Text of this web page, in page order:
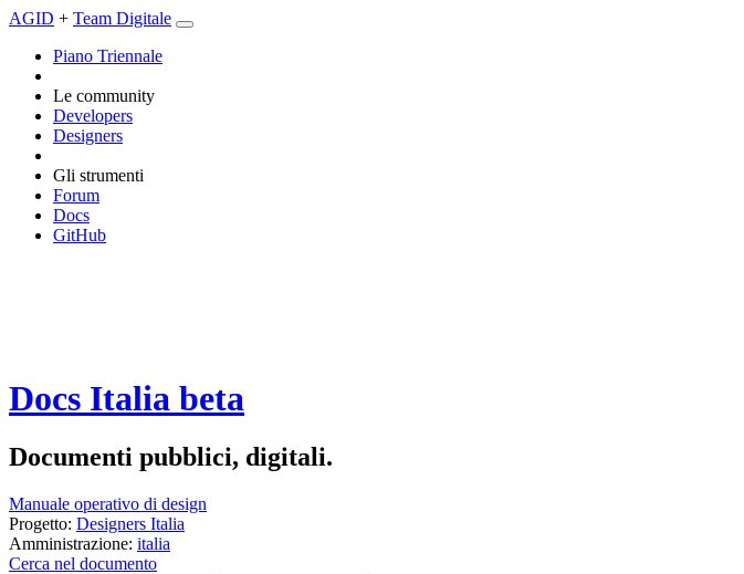
AGID + Team Digitale
Piano Triennale
Le community
Developers
Designers
Gli strumenti
Forum
Docs
GitHub
Docs Italia beta
Documenti pubblici, digitali.
Manuale operativo di design
Progetto: Designers Italia
Amministrazione: italia
Cerca nel documento